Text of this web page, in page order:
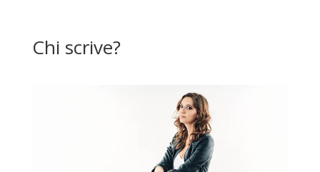
Chi scrive?